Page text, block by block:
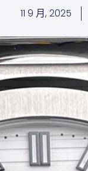
11 9 月, 2025